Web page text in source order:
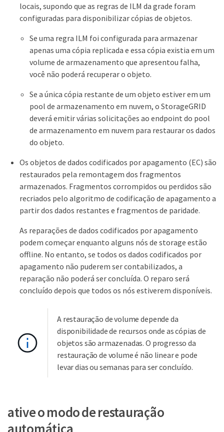
locais, supondo que as regras de ILM da grade foram
configuradas para disponibilizar cópias de objetos.
Se uma regra ILM foi configurada para armazenar
apenas uma cópia replicada e essa cópia existia em um
volume de armazenamento que apresentou falha,
você não poderá recuperar o objeto.
Se a única cópia restante de um objeto estiver em um
pool de armazenamento em nuvem, o StorageGRID
deverá emitir várias solicitações ao endpoint do pool
de armazenamento em nuvem para restaurar os dados
do objeto.
Os objetos de dados codificados por apagamento (EC) são
restaurados pela remontagem dos fragmentos
armazenados. Fragmentos corrompidos ou perdidos são
recriados pelo algoritmo de codificação de apagamento a
partir dos dados restantes e fragmentos de paridade.
As reparações de dados codificados por apagamento
podem começar enquanto alguns nós de storage estão
offline. No entanto, se todos os dados codificados por
apagamento não puderem ser contabilizados, a
reparação não poderá ser concluída. O reparo será
concluído depois que todos os nós estiverem disponíveis.
A restauração de volume depende da
disponibilidade de recursos onde as cópias de
objetos são armazenadas. O progresso da
restauração de volume é não linear e pode
levar dias ou semanas para ser concluído.
ative o modo de restauração